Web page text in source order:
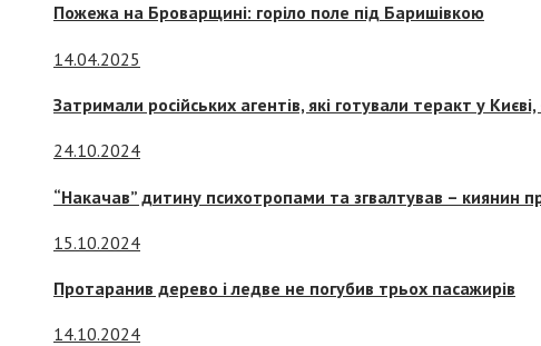
Пожежа на Броварщині: горіло поле під Баришівкою
14.04.2025
Затримали російських агентів, які готували теракт у
24.10.2024
“Накачав” дитину психотропами та згвалтував – киянин
15.10.2024
Протаранив дерево і ледве не погубив трьох пасажирів
14.10.2024